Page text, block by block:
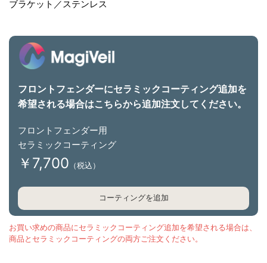
持
ち
、
ブラケット／ステンレス
フロントフェンダーにセラミックコーティング追加を
希望される場合はこちらから追加注文してください。
フロントフェンダー用
セラミックコーティング
￥7,700 （税込）
コーティングを追加
お買い求めの商品にセラミックコーティング追加を希望される場合は、
商品とセラミックコーティングの両方ご注文ください。